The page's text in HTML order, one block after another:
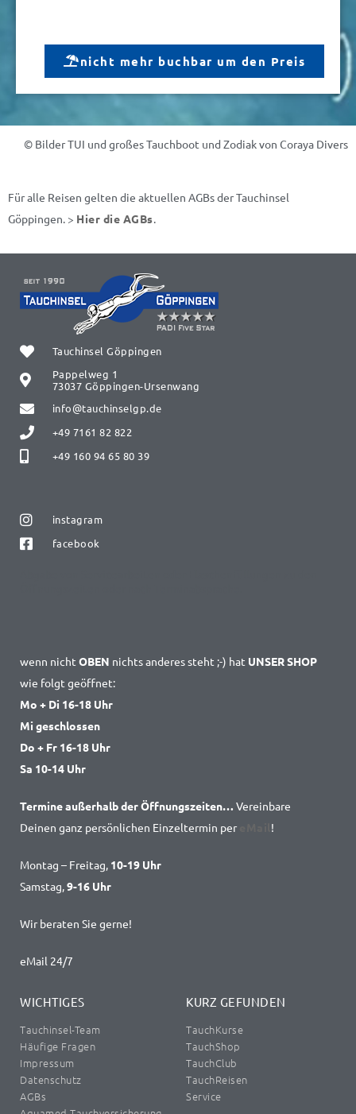
nicht mehr buchbar um den Preis
© Bilder TUI und großes Tauchboot und Zodiak von Coraya Divers
Für alle Reisen gelten die aktuellen AGBs der Tauchinsel
Göppingen. > Hier die AGBs
Tauchinsel Göppingen
Pappelweg 1
73037 Göppingen-Ursenwang
info@tauchinselgp.de
+49 7161 82 822
+49 160 94 65 80 39
instagram
facebook
wenn nicht OBEN nichts anderes steht ;-) hat UNSER SHOP
wie folgt geöffnet:
Mo + Di 16-18 Uhr
Mi geschlossen
Do + Fr 16-18 Uhr
Sa 10-14 Uhr
Termine außerhalb der Öffnungszeiten… Vereinbare
Deinen ganz persönlichen Einzeltermin per
!
Montag – Freitag, 10-19 Uhr
Samstag, 9-16 Uhr
Wir beraten Sie gerne!
eMail 24/7
WICHTIGES
Tauchinsel-Team
Häufige Fragen
Impressum
Datenschutz
AGBs
KURZ GEFUNDEN
TauchKurse
TauchShop
TauchClub
TauchReisen
Service